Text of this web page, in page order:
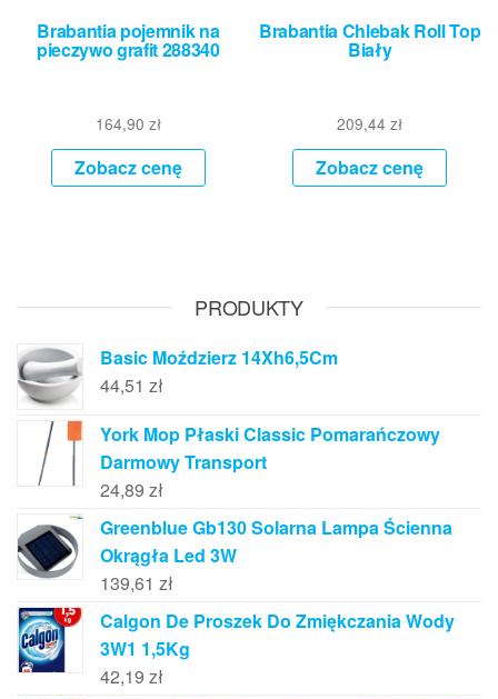
Brabantia pojemnik na
pieczywo grafit 288340
164,90 zł
Zobacz cenę
Brabantia Chlebak Roll Top
Biały
209,44zł
Zobacz cenę
PRODUKTY
Basic Moździerz 14Xh6,5Cm
44,51 zł
York Mop Płaski Classic Pomarańczowy
Darmowy Transport
24,89 zł
Greenblue Gb130 Solarna Lampa Ścienna
Okrągła Led 3W
139,61 zł
Calgon De Proszek Do Zmiękczania Wody
3W1 1,5Kg
42,19 zł